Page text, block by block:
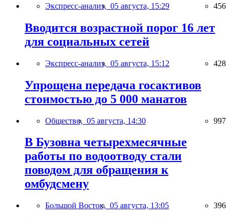
Экспресс-анализ, 05 августа, 15:29 456
Вводится возрастной порог 16 лет
для социальных сетей
Экспресс-анализ, 05 августа, 15:12 428
Упрощена передача госактивов
стоимостью до 5 000 манатов
Общество, 05 августа, 14:30 997
В Бузовна четырехмесячные
работы по водоотводу стали
поводом для обращения к
омбудсмену
Большой Восток, 05 августа, 13:05 396